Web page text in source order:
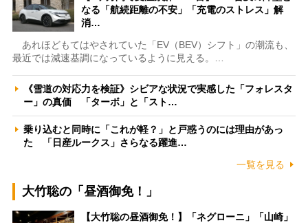
なる「航続距離の不安」「充電のストレス」解
消…
あれほどもてはやされていた「EV（BEV）シフト」の潮流も、
最近では減速基調になっているように見える。…
《雪道の対応力を検証》シビアな状況で実感した「フォレスタ
ー」の真価 「ターボ」と「スト…
乗り込むと同時に「これが軽？」と戸惑うのには理由があっ
た 「日産ルークス」さらなる躍進…
一覧を見る
大竹聡の「昼酒御免！」
【大竹聡の昼酒御免！】「ネグローニ」「山崎」